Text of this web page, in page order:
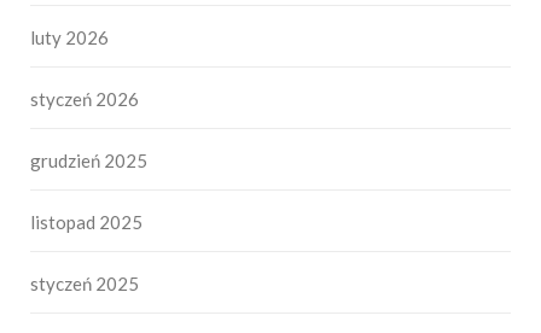
luty 2026
styczeń 2026
grudzień 2025
listopad 2025
styczeń 2025